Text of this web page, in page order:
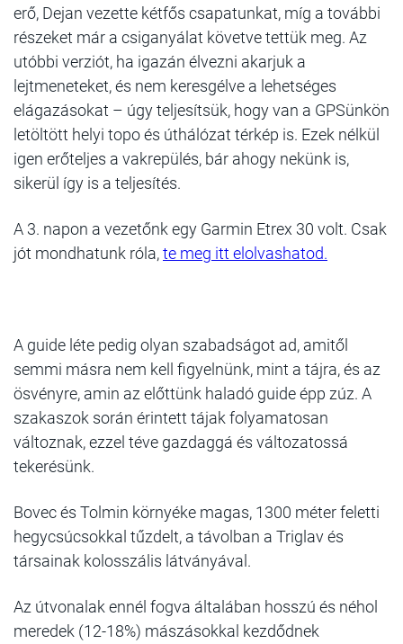
erő, Dejan vezette kétfős csapatunkat, míg a további
részeket már a csiganyálat követve tettük meg. Az
utóbbi verziót, ha igazán élvezni akarjuk a
lejtmeneteket, és nem keresgélve a lehetséges
elágazásokat – úgy teljesítsük, hogy van a GPSünkön
letöltött helyi topo és úthálózat térkép is. Ezek nélkül
igen erőteljes a vakrepülés, bár ahogy nekünk is,
sikerül így is a teljesítés.
A 3. napon a vezetőnk egy Garmin Etrex 30 volt. Csak
jót mondhatunk róla,te meg itt elolvashatod.
A guide léte pedig olyan szabadságot ad, amitől
semmi másra nem kell figyelnünk, mint a tájra, és az
ösvényre, amin az előttünk haladó guide épp zúz. A
szakaszok során érintett tájak folyamatosan
változnak, ezzel téve gazdaggá és változatossá
tekerésünk.
Bovec és Tolmin környéke magas, 1300 méter feletti
hegycsúcsokkal tűzdelt, a távolban a Triglav és
társainak kolosszális látványával.
Az útvonalak ennél fogva általában hosszú és néhol
meredek (12-18%) mászásokkal kezdődnek